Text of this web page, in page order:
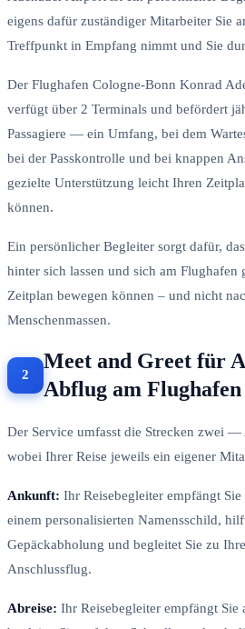
eigens dafür zuständiger Mitarbeiter Sie
Treffpunkt in Empfang nimmt und Sie
Der Flughafen Cologne-Bonn Konrad
verfügt über 2 Terminals und befördert
Passagiere — ein Umfang, bei dem
bei der Passkontrolle und bei knappen
gezielte Unterstützung leicht Ihren
können.
Ein persönlicher Begleiter sorgt dafür,
hinter sich lassen und sich am Flughafen
Zeitplan bewegen können – und nicht
Menschenmassen.
Meet and Greet für
Abflug am
Der Service umfasst die Strecken zwei
wobei Ihrer Reise jeweils ein eigener
Ankunft: Ihr Reisebegleiter empfängt
einem personalisierten Namensschild,
Gepäckabholung und begleitet Sie zu
Anschlussflug.
Abreise: Ihr Reisebegleiter empfängt Sie